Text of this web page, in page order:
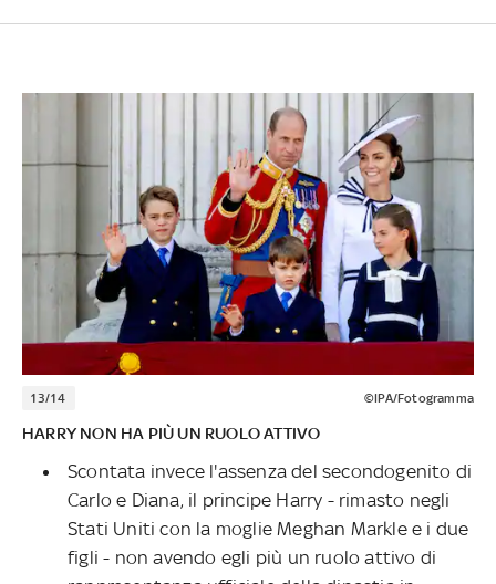
13/14 ©IPA/Fotogramma
HARRY NON HA PIÙ UN RUOLO ATTIVO
Scontata invece l'assenza del secondogenito di
Carlo e Diana, il principe Harry - rimasto negli
Stati Uniti con la moglie Meghan Markle e i due
figli - non avendo egli più un ruolo attivo di